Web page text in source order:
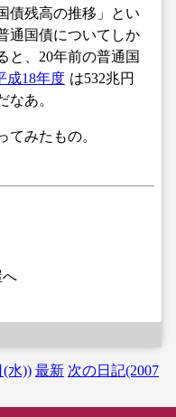
債残高の推移」とい
通国債についてしか
と、20年前の普通国
成18年度 は532兆円
なあ。
てみたもの。
へ
(水)) 最新 次の日記(2007